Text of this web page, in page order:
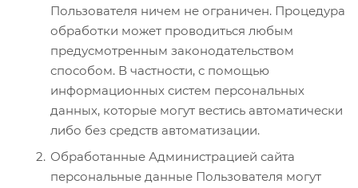
Пользователя ничем не ограничен. Процедура
обработки может проводиться любым
предусмотренным законодательством
способом. В частности, с помощью
информационных систем персональных
данных, которые могут вестись автоматически
либо без средств автоматизации.
Обработанные Администрацией сайта
персональные данные Пользователя могут